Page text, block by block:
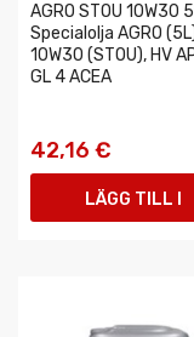
AGRO STOU 10W30
Specialolja AGRO
10W30 (STOU), HV
GL 4 ACEA
42,16 €
LÄGG TILL I